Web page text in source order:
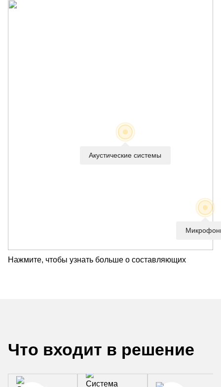
Акустические системы
Нажмите, чтобы узнать больше о составляющих
Что входит в решение